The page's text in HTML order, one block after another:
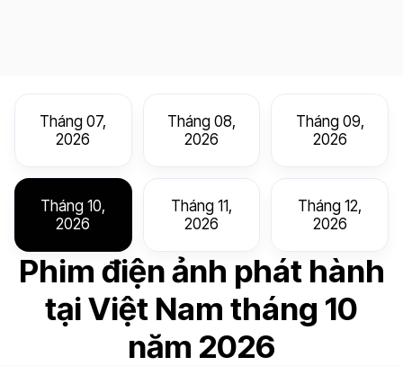
Tháng 07,
2026
Tháng 08,
2026
Tháng 09,
2026
Tháng 10,
2026
Tháng 11,
2026
Tháng 12,
2026
Phim điện ảnh phát hành
tại Việt Nam tháng 10
năm 2026